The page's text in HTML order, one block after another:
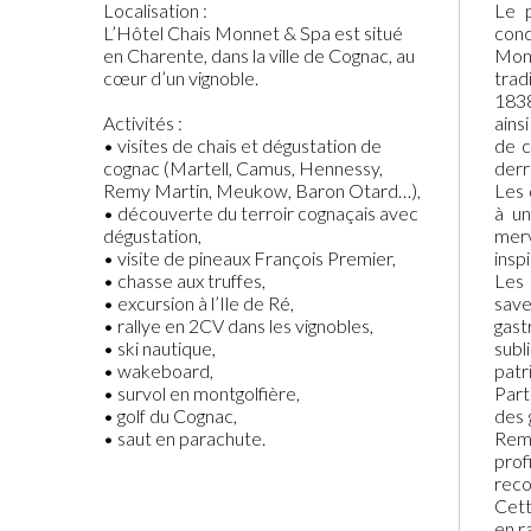
Localisation :
L’Hôtel Chais Monnet & Spa est situé
en Charente, dans la ville de Cognac, au
cœur d’un vignoble.
Activités :
• visites de chais et dégustation de
cognac (Martell, Camus, Hennessy,
Remy Martin, Meukow, Baron Otard…),
• découverte du terroir cognaçais avec
dégustation,
• visite de pineaux François Premier,
• chasse aux truffes,
• excursion à l’Ile de Ré,
• rallye en 2CV dans les vignobles,
• ski nautique,
• wakeboard,
• survol en montgolfière,
• golf du Cognac,
• saut en parachute.
Le
de
Les
à
des